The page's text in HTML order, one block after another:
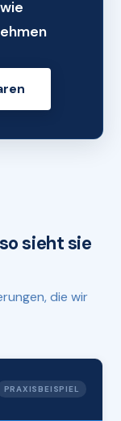
sieht sie
die wir
PRAXISBEISPIEL